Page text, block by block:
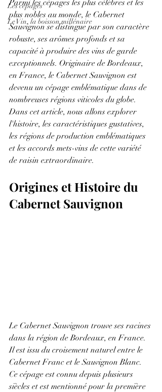
Les cépages
Le Vin, la boisson millénaire
Parmi les cépages les plus célèbres et les
plus nobles au monde, le Cabernet
Sauvignon se distingue par son caractère
robuste, ses arômes profonds et sa
capacité à produire des vins de garde
exceptionnels. Originaire de Bordeaux,
en France, le Cabernet Sauvignon est
devenu un cépage emblématique dans de
nombreuses régions viticoles du globe.
Dans cet article, nous allons explorer
l'histoire, les caractéristiques gustatives,
les régions de production emblématiques
et les accords mets-vins de cette variété
de raisin extraordinaire.
Origines et Histoire du
Cabernet Sauvignon
Le Cabernet Sauvignon trouve ses racines
dans la région de Bordeaux, en France.
Il est issu du croisement naturel entre le
Cabernet Franc et le Sauvignon Blanc.
Ce cépage est connu depuis plusieurs
siècles et est mentionné pour la première